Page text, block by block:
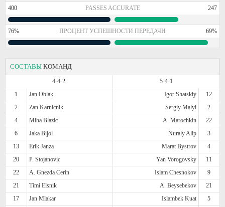
400 PASSES ACCURATE 247
76% ПРОЦЕНТ УСПЕШНОСТИ ПЕРЕДАЧИ 69%
СОСТАВЫ КОМАНД
4-4-2
5-4-1
1
Jan Oblak Igor Shatskiy
12
2
Zan Karnicnik Sergiy Malyi
2
4
Miha Blazic A. Marochkin
22
6
Jaka Bijol Nuraly Alip
3
13
Erik Janza Marat Bystrov
4
20
P. Stojanovic Yan Vorogovsky
11
22
A. Gnezda Cerin Islam Chesnokov
9
21
Timi Elsnik A. Beysebekov
21
17
Jan Mlakar Islambek Kuat
5